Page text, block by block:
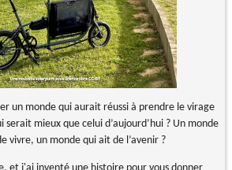
un monde qui aurait réussi à prendre le virage
mieux que celui d’aujourd’hui ? Un monde
vivre, un monde qui ait de l’avenir ?